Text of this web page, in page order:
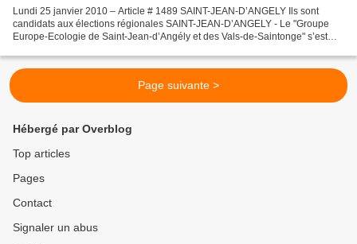
Lundi 25 janvier 2010 – Article # 1489 SAINT-JEAN-D’ANGELY Ils sont
candidats aux élections régionales SAINT-JEAN-D’ANGELY - Le "Groupe
Europe-Ecologie de Saint-Jean-d’Angély et des Vals-de-Saintonge" s’est
Page suivante >
Hébergé par Overblog
Top articles
Pages
Contact
Signaler un abus